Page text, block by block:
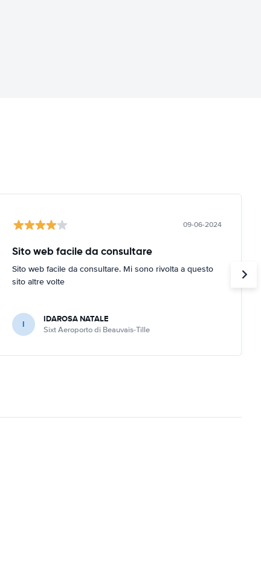
09-06-2024
Sito web facile da consultare
Sito web facile da consultare. Mi sono rivolta a questo
sito altre volte
I IDAROSA NATALE
Sixt Aeroporto di Beauvais-Tille